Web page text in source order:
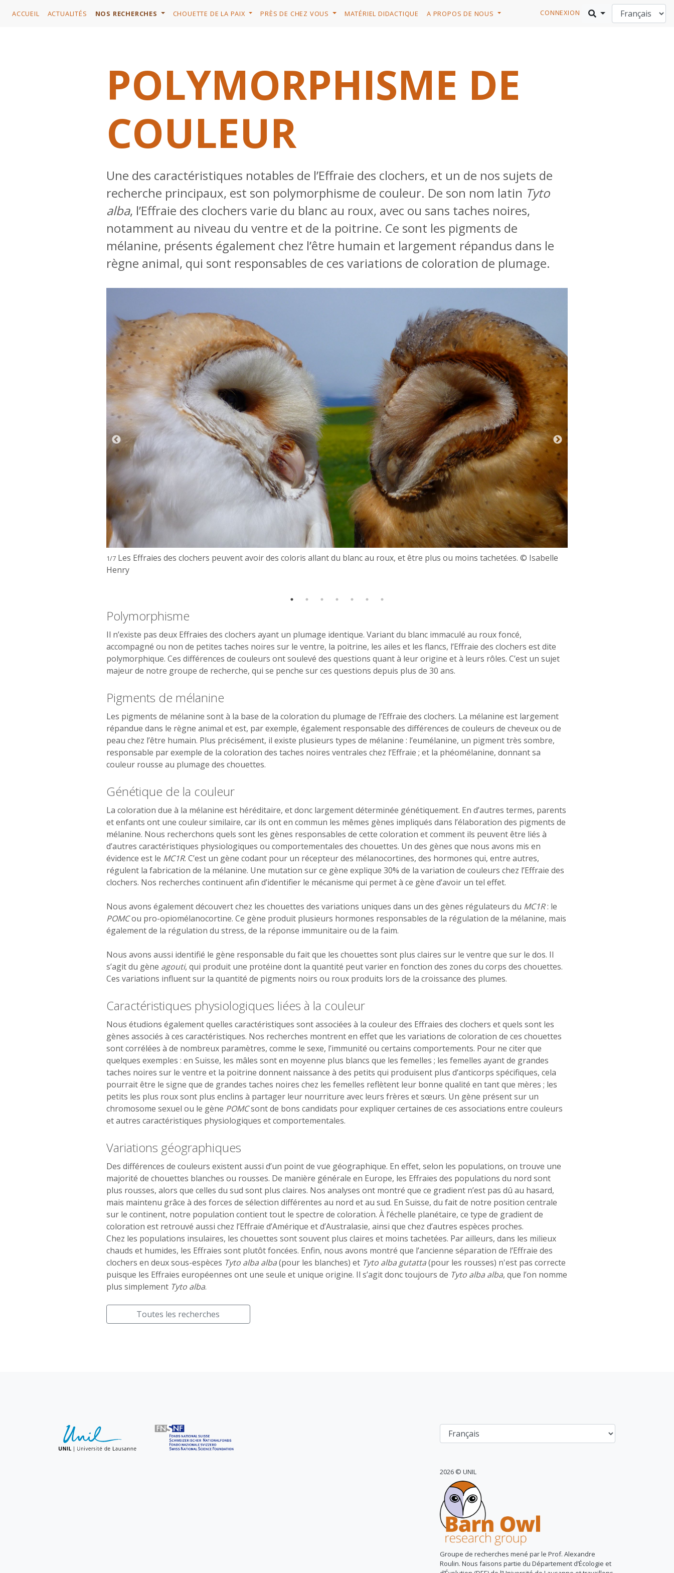
ACCUEIL ACTUALITÉS NOS RECHERCHES CHOUETTE DE LA PAIX PRÈS DE CHEZ VOUS MATÉRIEL DIDACTIQUE A PROPOS DE NOUS CONNEXION
POLYMORPHISME DE
COULEUR
Une des caractéristiques notables de l’Effraie des clochers, et un de nos sujets de
recherche principaux, est son polymorphisme de couleur. De son nom latin Tyto
alba, l’Effraie des clochers varie du blanc au roux, avec ou sans taches noires,
notamment au niveau du ventre et de la poitrine. Ce sont les pigments de
mélanine, présents également chez l’être humain et largement répandus dans le
règne animal, qui sont responsables de ces variations de coloration de plumage.
Polymorphisme
Il n’existe pas deux Effraies des clochers ayant un plumage identique. Variant du blanc immaculé au roux foncé,
accompagné ou non de petites taches noires sur le ventre, la poitrine, les ailes et les flancs, l’Effraie des clochers est dite
polymorphique. Ces différences de couleurs ont soulevé des questions quant à leur origine et à leurs rôles. C’est un sujet
majeur de notre groupe de recherche, qui se penche sur ces questions depuis plus de 30 ans.
Pigments de mélanine
Les pigments de mélanine sont à la base de la coloration du plumage de l’Effraie des clochers. La mélanine est largement
répandue dans le règne animal et est, par exemple, également responsable des différences de couleurs de cheveux ou de
peau chez l’être humain. Plus précisément, il existe plusieurs types de mélanine : l’eumélanine, un pigment très sombre,
responsable par exemple de la coloration des taches noires ventrales chez l’Effraie ; et la phéomélanine, donnant sa
couleur rousse au plumage des chouettes.
Génétique de la couleur
La coloration due à la mélanine est héréditaire, et donc largement déterminée génétiquement. En d’autres termes, parents
et enfants ont une couleur similaire, car ils ont en commun les mêmes gènes impliqués dans l’élaboration des pigments de
mélanine. Nous recherchons quels sont les gènes responsables de cette coloration et comment ils peuvent être liés à
d’autres caractéristiques physiologiques ou comportementales des chouettes. Un des gènes que nous avons mis en
évidence est le MC1R. C’est un gène codant pour un récepteur des mélanocortines, des hormones qui, entre autres,
régulent la fabrication de la mélanine. Une mutation sur ce gène explique 30% de la variation de couleurs chez l’Effraie des
clochers. Nos recherches continuent afin d’identifier le mécanisme qui permet à ce gène d’avoir un tel effet.
Nous avons également découvert chez les chouettes des variations uniques dans un des gènes régulateurs du MC1R: le
POMCou pro-opiomélanocortine. Ce gène produit plusieurs hormones responsables de la régulation de la mélanine, mais
également de la régulation du stress, de la réponse immunitaire ou de la faim.
Nous avons aussi identifié le gène responsable du fait que les chouettes sont plus claires sur le ventre que sur le dos. Il
s’agit du gène agouti, qui produit une protéine dont la quantité peut varier en fonction des zones du corps des chouettes.
Ces variations influent sur la quantité de pigments noirs ou roux produits lors de la croissance des plumes.
Caractéristiques physiologiques liées à la couleur
Nous étudions également quelles caractéristiques sont associées à la couleur des Effraies des clochers et quels sont les
gènes associés à ces caractéristiques. Nos recherches montrent en effet que les variations de coloration de ces chouettes
sont corrélées à de nombreux paramètres, comme le sexe, l’immunité ou certains comportements. Pour ne citer que
quelques exemples : en Suisse, les mâles sont en moyenne plus blancs que les femelles ; les femelles ayant de grandes
taches noires sur le ventre et la poitrine donnent naissance à des petits qui produisent plus d’anticorps spécifiques, cela
pourrait être le signe que de grandes taches noires chez les femelles reflètent leur bonne qualité en tant que mères ; les
petits les plus roux sont plus enclins à partager leur nourriture avec leurs frères et sœurs. Un gène présent sur un
chromosome sexuel ou le gène POMCsont de bons candidats pour expliquer certaines de ces associations entre couleurs
et autres caractéristiques physiologiques et comportementales.
Variations géographiques
Des différences de couleurs existent aussi d’un point de vue géographique. En effet, selon les populations, on trouve une
majorité de chouettes blanches ou rousses. De manière générale en Europe, les Effraies des populations du nord sont
plus rousses, alors que celles du sud sont plus claires. Nos analyses ont montré que ce gradient n’est pas dû au hasard,
mais maintenu grâce à des forces de sélection différentes au nord et au sud. En Suisse, du fait de notre position centrale
sur le continent, notre population contient tout le spectre de coloration. À l’échelle planétaire, ce type de gradient de
coloration est retrouvé aussi chez l’Effraie d’Amérique et d’Australasie, ainsi que chez d’autres espèces proches.
Chez les populations insulaires, les chouettes sont souvent plus claires et moins tachetées. Par ailleurs, dans les milieux
chauds et humides, les Effraies sont plutôt foncées. Enfin, nous avons montré que l’ancienne séparation de l’Effraie des
clochers en deux sous-espèces Tyto alba alba(pour les blanches) et Tyto alba gutatta(pour les rousses) n'est pas correcte
puisque les Effraies européennes ont une seule et unique origine. Il s’agit donc toujours de Tyto alba alba, que l’on nomme
plus simplement Tyto alba.
Toutes les recherches
2026 © UNIL
Groupe de recherches mené par le Prof. Alexandre
Roulin. Nous faisons partie du Département d’Écologie et